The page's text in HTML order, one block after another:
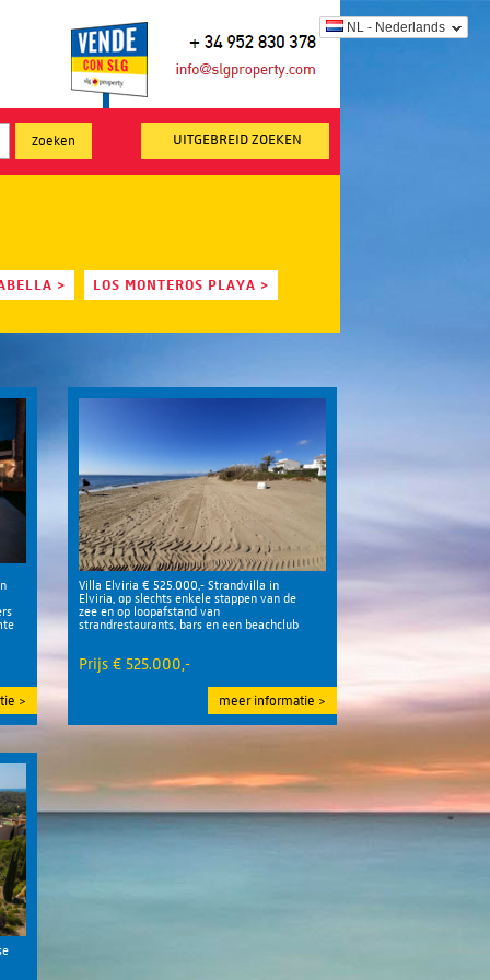
NL - Nederlands
UITGEBREID ZOEKEN
> LOS MONTEROS PLAYA >
Villa Elviria € 525.000,- Strandvilla in
Elviria, op slechts enkele stappen van de
zee en op loopafstand van
strandrestaurants, bars en een beachclub
Prijs € 525.000,-
meer informatie